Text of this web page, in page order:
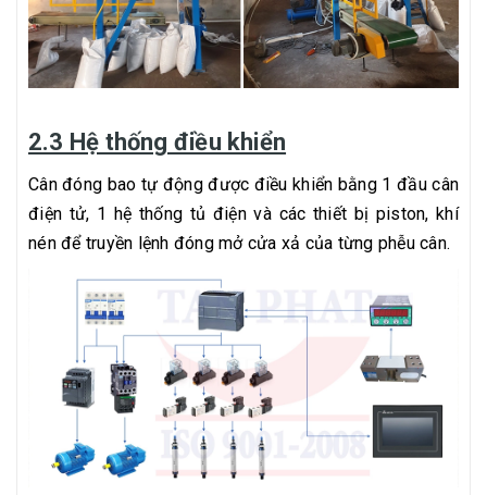
2.3 Hệ thống điều khiển
Cân đóng bao tự động được điều khiển bằng 1 đầu cân
điện tử, 1 hệ thống tủ điện và các thiết bị piston, khí
nén để truyền lệnh đóng mở cửa xả của từng phễu cân.